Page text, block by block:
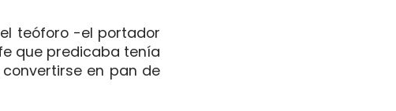
teóforo -el portador
que predicaba tenía
en pan de